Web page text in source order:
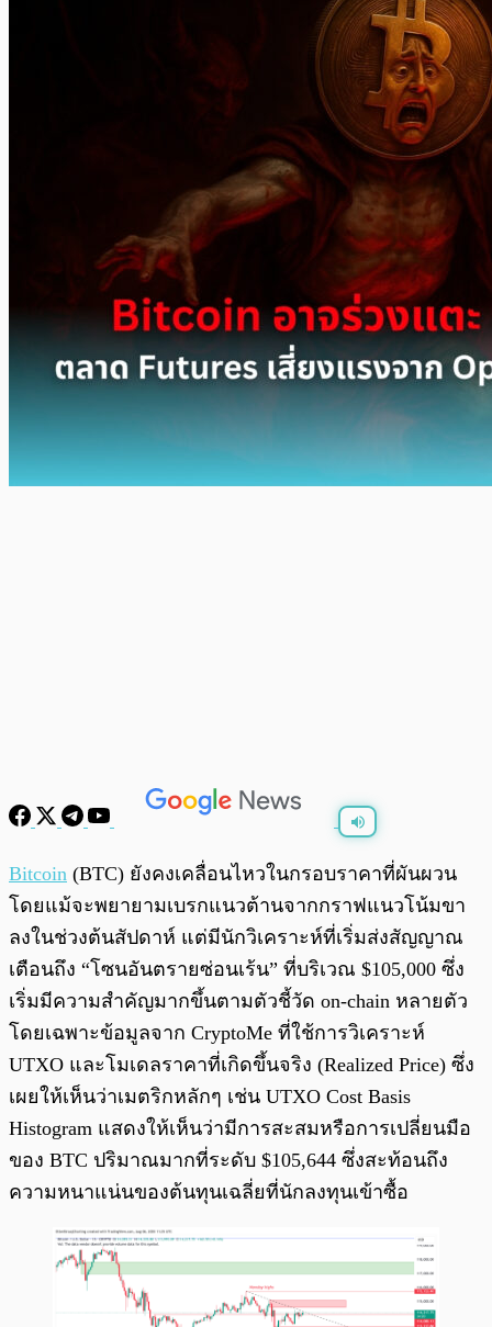
0:00 /
Bitcoin (BTC) ยังคงเคลื่อนไหวในกรอบราคาที่ผันผวน
โดยแม้จะพยายามเบรกแนวต้านจากกราฟแนวโน้มขา
ลงในช่วงต้นสัปดาห์ แต่มีนักวิเคราะห์ที่เริ่มส่งสัญญาณ
เตือนถึง “โซนอันตรายซ่อนเร้น” ที่บริเวณ $105,000 ซึ่ง
เริ่มมีความสำคัญมากขึ้นตามตัวชี้วัด on-chain หลายตัว
โดยเฉพาะข้อมูลจาก CryptoMe ที่ใช้การวิเคราะห์
UTXO และโมเดลราคาที่เกิดขึ้นจริง (Realized Price) ซึ่ง
เผยให้เห็นว่าเมตริกหลักๆ เช่น UTXO Cost Basis
Histogram แสดงให้เห็นว่ามีการสะสมหรือการเปลี่ยนมือ
ของ BTC ปริมาณมากที่ระดับ $105,644 ซึ่งสะท้อนถึง
ความหนาแน่นของต้นทุนเฉลี่ยที่นักลงทุนเข้าซื้อ